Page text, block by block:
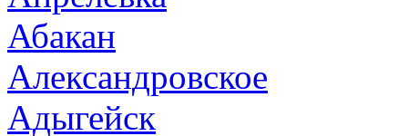
Абакан
Александровское
Адыгейск